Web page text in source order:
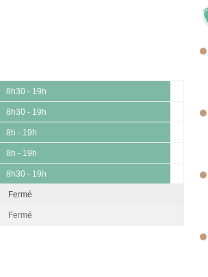
8h30 - 19h
8h30 - 19h
8h - 19h
8h - 19h
8h30 - 19h
Fermé
Fermé